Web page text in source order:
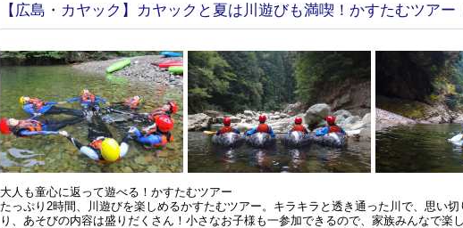
【広島・カヤック】カヤックと夏は川遊びも満喫！かすたむツアー
大人も童心に返って遊べる！かすたむツアー
たっぷり2時間、川遊びを楽しめるかすたむツアー。キラキラと透き通った川で、思い
り、あそびの内容は盛りだくさん！小さなお子様も一参加できるので、家族みんなで楽し